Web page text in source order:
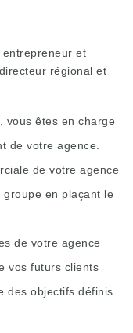
et
régional et
vous êtes en charge
de votre agence.
de votre agence
en plaçant le
de votre agence
vos futurs clients
des objectifs définis